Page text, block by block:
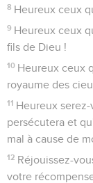
8 Heureux ceux
9 Heureux ceux
fils de Dieu !
10 Heureux ceux
royaume des
11 Heureux
persécutera et
mal à cause de
12 Réjouissez-
votre